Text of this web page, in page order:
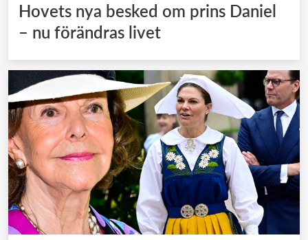
Hovets nya besked om prins Daniel
– nu förändras livet